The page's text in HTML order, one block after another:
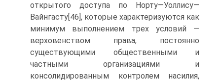
открытого доступа по Норту—Уоллису—
Вайнгасту[46], которые характеризуются как
минимум выполнением трех условий —
верховенством права, постоянно
существующими общественными и
частными организациями и
консолидированным контролем насилия,